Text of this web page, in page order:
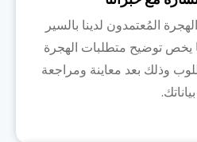
المُعتمدون لدينا بالسير
توضيح متطلبات الهجرة
وذلك بعد معاينة ومراجعة
بياناتك.